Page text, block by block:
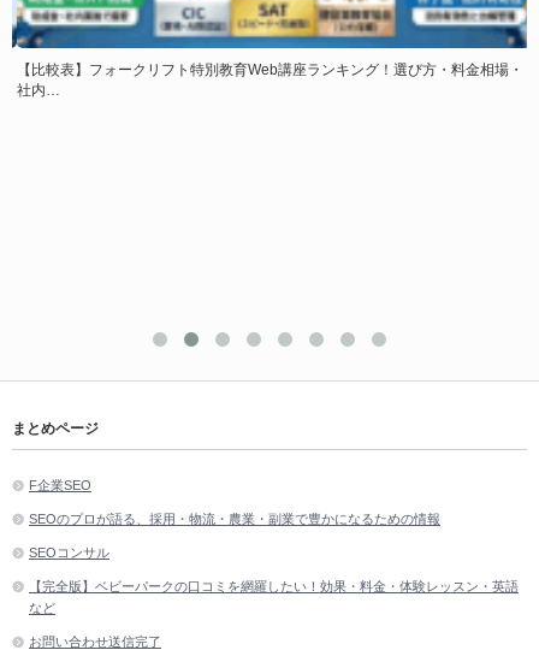
【比較表】フォークリフト特別教育Web講座ランキング！選び方・料金相場・
社内…
まとめページ
F企業SEO
SEOのプロが語る、採用・物流・農業・副業で豊かになるための情報
SEOコンサル
【完全版】ベビーパークの口コミを網羅したい！効果・料金・体験レッスン・英語
など
お問い合わせ送信完了